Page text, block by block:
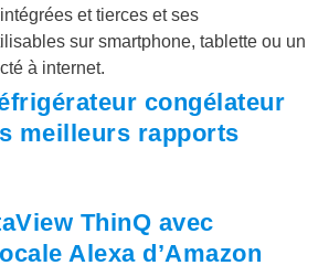
et tierces et ses
sur smartphone, tablette ou un
à internet.
congélateur
meilleurs rapports
ThinQ avec
Alexa d’Amazon